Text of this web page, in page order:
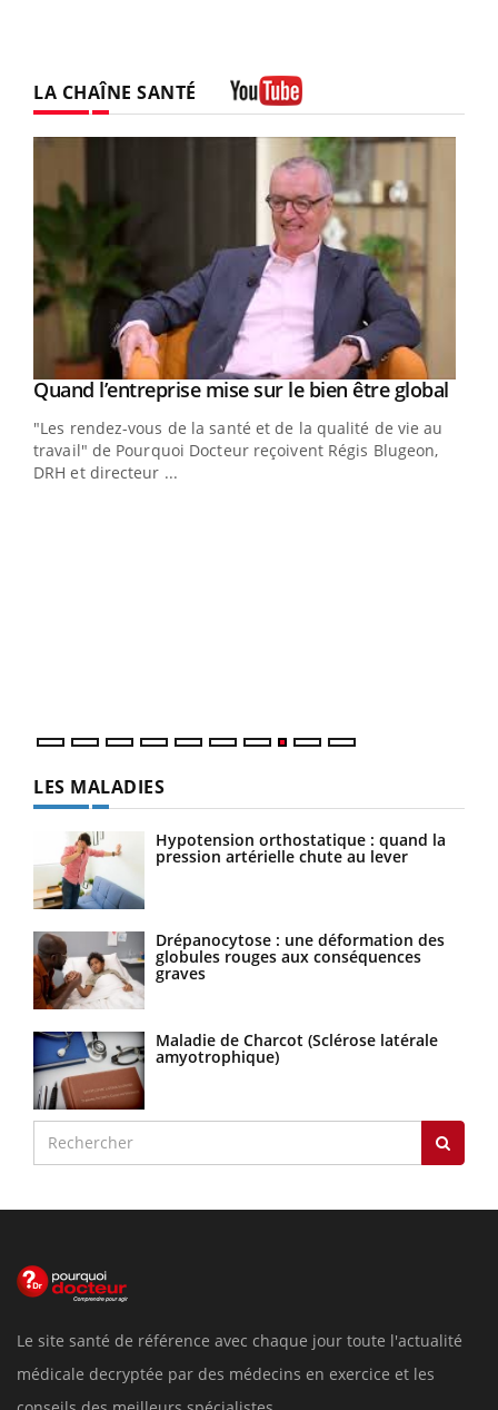
LA CHAÎNE SANTÉ
Youtube
Quand l’entreprise mise sur le bien être global
"Les rendez-vous de la santé et de la qualité de vie au
travail" de Pourquoi Docteur reçoivent Régis Blugeon,
DRH et directeur ...
LES MALADIES
Hypotension orthostatique : quand la
pression artérielle chute au lever
Drépanocytose : une déformation des
globules rouges aux conséquences
graves
Maladie de Charcot (Sclérose latérale
amyotrophique)
Le site santé de référence avec chaque jour toute l'actualité
médicale decryptée par des médecins en exercice et les